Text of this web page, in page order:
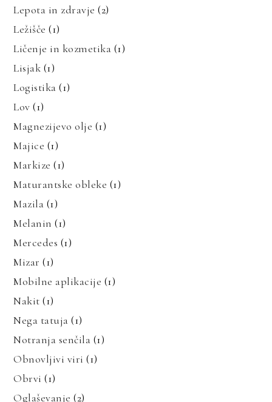
Lepota in zdravje (2)
Ležišče (1)
Ličenje in kozmetika (1)
Lisjak (1)
Logistika (1)
Lov (1)
Magnezijevo olje (1)
Majice (1)
Markize (1)
Maturantske obleke (1)
Mazila (1)
Melanin (1)
Mercedes (1)
Mizar (1)
Mobilne aplikacije (1)
Nakit (1)
Nega tatuja (1)
Notranja senčila (1)
Obnovljivi viri (1)
Obrvi (1)
Oglaševanje (2)